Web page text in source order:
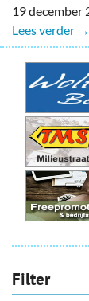
19 december
Lees verder →
Filter